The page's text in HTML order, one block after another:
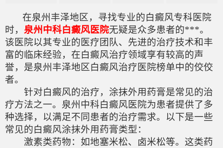
在泉州丰泽地区，寻找专业的白癜风专科医院
时， 泉州中科白癜风医院无疑是众多患者的***。
该医院以其专业的医疗团队、先进的治疗技术和丰
富的临床经验，在白癜风治疗领域享有较高的声
誉，是泉州丰泽地区白癜风治疗医院榜单中的佼佼
者。
针对白癜风的治疗，涂抹外用药膏是常见的治
疗方法之一。泉州中科白癜风医院为患者提供了多
种选择，以满足不同患者的治疗需求。以下是一些
常见的白癜风涂抹外用药膏类型：
激素类药物：如地塞米松、卤米松等。这类药